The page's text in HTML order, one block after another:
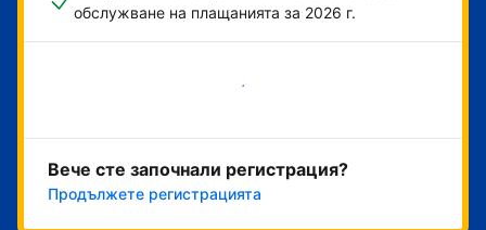
обслужване на плащанията за 2026 г.
Начало
Вече сте започнали регистрация?
Продължете регистрацията